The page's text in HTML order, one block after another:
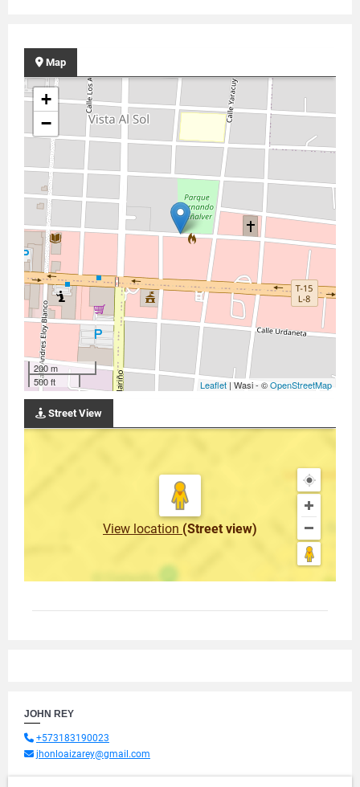
Map
+
−
200 m
500 ft
Leaflet | Wasi - ©OpenStreetMap
Street View
View location (Street view)
JOHN REY
+573183190023
jhonloaizarey@gmail.com